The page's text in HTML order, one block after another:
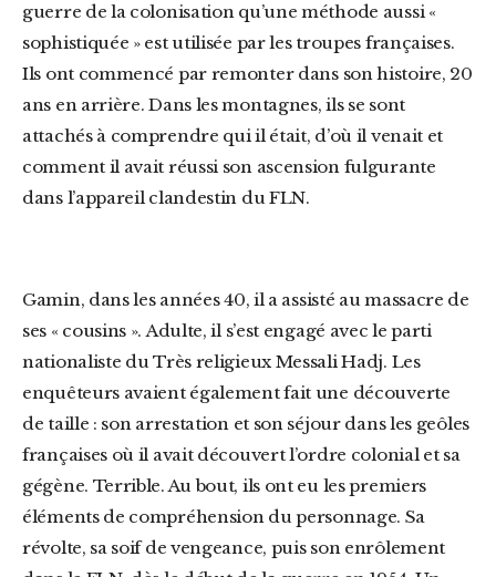
guerre de la colonisation qu’une méthode aussi «
sophistiquée » est utilisée par les troupes françaises.
Ils ont commencé par remonter dans son histoire, 20
ans en arrière. Dans les montagnes, ils se sont
attachés à comprendre qui il était, d’où il venait et
comment il avait réussi son ascension fulgurante
dans l’appareil clandestin du FLN.
Gamin, dans les années 40, il a assisté au massacre de
ses « cousins ». Adulte, il s’est engagé avec le parti
nationaliste du Très religieux Messali Hadj. Les
enquêteurs avaient également fait une découverte
de taille : son arrestation et son séjour dans les geôles
françaises où il avait découvert l’ordre colonial et sa
gégène. Terrible. Au bout, ils ont eu les premiers
éléments de compréhension du personnage. Sa
révolte, sa soif de vengeance, puis son enrôlement